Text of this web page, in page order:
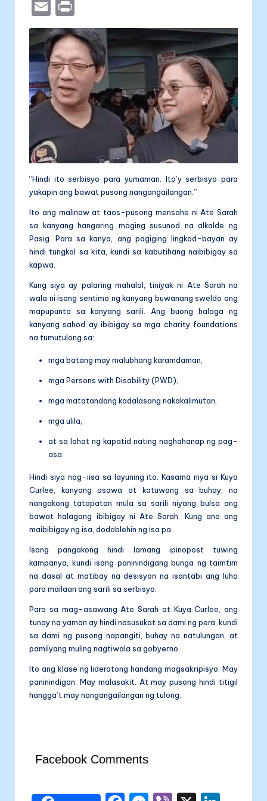
li
t
a
c
e
b
o
o
k
s
s
e
n
g
er
er
k
e
dI
n
E
m
ai
l
ri
nt
“Hindi ito serbisyo para yumaman. Ito’y serbisyo para
yakapin ang bawat pusong nangangailangan.”
Ito ang malinaw at taos-pusong mensahe ni Ate Sarah
sa kanyang hangaring maging susunod na alkalde ng
Pasig. Para sa kanya, ang pagiging lingkod-bayan ay
hindi tungkol sa kita, kundi sa kabutihang naibibigay sa
kapwa.
Kung siya ay palaring mahalal, tiniyak ni Ate Sarah na
wala ni isang sentimo ng kanyang buwanang sweldo ang
mapupunta sa kanyang sarili. Ang buong halaga ng
kanyang sahod ay ibibigay sa mga charity foundations
na tumutulong sa:
mga batang may malubhang karamdaman,
mga Persons with Disability (PWD),
mga matatandang kadalasang nakakalimutan,
mga ulila,
at sa lahat ng kapatid nating naghahanap ng pag-
asa.
Hindi siya nag-iisa sa layuning ito. Kasama niya si Kuya
Curlee, kanyang asawa at katuwang sa buhay, na
nangakong tatapatan mula sa sarili niyang bulsa ang
bawat halagang ibibigay ni Ate Sarah. Kung ano ang
maibibigay ng isa, dodoblehin ng isa pa.
Isang pangakong hindi lamang ipinopost tuwing
kampanya, kundi isang paninindigang bunga ng taimtim
na dasal at matibay na desisyon na isantabi ang luho
para mailaan ang sarili sa serbisyo.
Para sa mag-asawang Ate Sarah at Kuya Curlee, ang
tunay na yaman ay hindi nasusukat sa dami ng pera, kundi
sa dami ng pusong napangiti, buhay na natulungan, at
pamilyang muling nagtiwala sa gobyerno.
Ito ang klase ng lideratong handang magsakripisyo. May
paninindigan. May malasakit. At may pusong hindi titigil
hangga’t may nangangailangan ng tulong.
Facebook Comments